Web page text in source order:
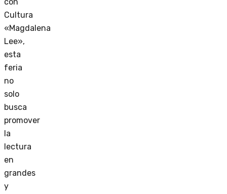
con
Cultura
«Magdalena
Lee»,
esta
feria
no
solo
busca
promover
la
lectura
en
grandes
y